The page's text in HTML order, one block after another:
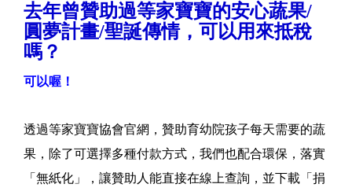
去年曾贊助過等家寶寶的安心蔬果/
圓夢計畫/聖誕傳情，可以用來抵稅
嗎？
可以喔！
透過等家寶寶協會官網，贊助育幼院孩子每天需要的蔬
果，除了可選擇多種付款方式，我們也配合環保，落實
「無紙化」，讓贊助人能直接在線上查詢，並下載「捐